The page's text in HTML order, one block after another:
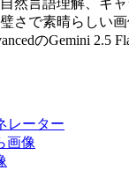
然言語理解、キ
さで素晴らしい画
のGemini 2.5
レーター
画像